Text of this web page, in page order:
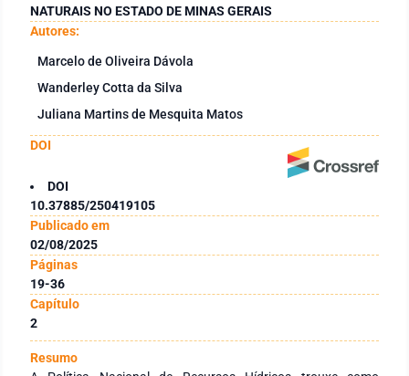
NATURAIS NO ESTADO DE MINAS GERAIS
Autores:
Marcelo de Oliveira Dávola
Wanderley Cotta da Silva
Juliana Martins de Mesquita Matos
DOI
DOI
10.37885/250419105
Publicado em
02/08/2025
Páginas
19-36
Capítulo
2
Resumo